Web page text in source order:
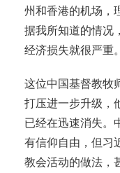
州和香港的机场，
据我所知道的情况
经济损失就很严重
这位中国基督教牧
打压进一步升级，
已经在迅速消失。
有信仰自由，但习
教会活动的做法，